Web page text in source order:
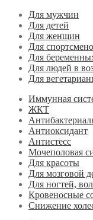
Для мужчин
Для детей
Для женщин
Для
Для
Для людей в
Для
Иммунная
ЖКТ
Антиоксидант
Антистесс
Мочеполовая
Для красоты
Для мозговой
Для ногтей,
Кровеносные
Снижение